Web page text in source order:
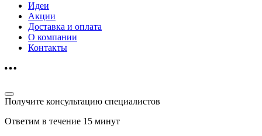
Идеи
Акции
Доставка и оплата
О компании
Контакты
Получите консультацию специалистов
Ответим в течение 15 минут